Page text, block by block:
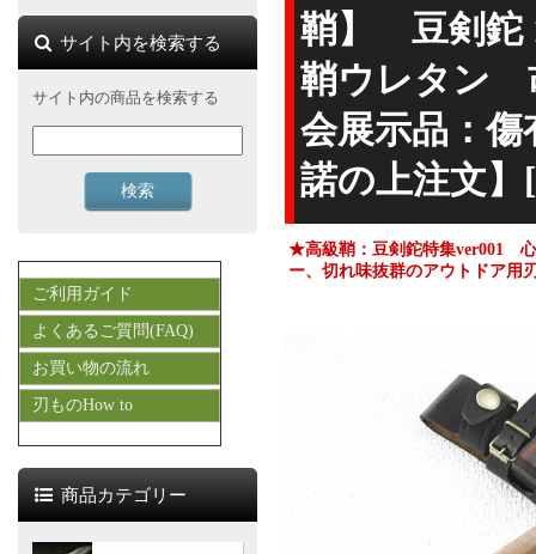
鞘】 豆剣
鞘ウレタン
会展示品：
諾の上注文】
★高級鞘：豆剣鉈特集ver001
ー、切れ味抜群のアウトドア用
サイト内を検索する
サイト内の商品を検索する
ご利用ガイド
よくあるご質問(FAQ)
お買い物の流れ
刃ものHow to
商品カテゴリー